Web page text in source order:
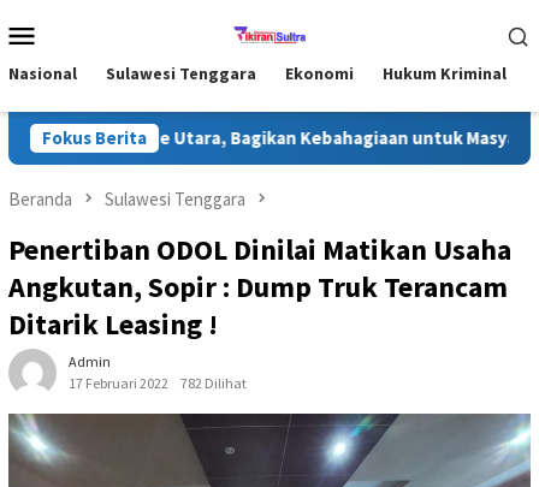
ke
Mobile
Nasional Sulawesi Tenggara Ekonomi Hukum Kriminal
Fokus Berita
di Konawe Utara, Bagikan Kebahagiaan untuk Masyarakat
Beranda Sulawesi Tenggara
Penertiban ODOL Dinilai Matikan Usaha
Angkutan, Sopir : Dump Truk Terancam
Ditarik Leasing !
Admin
17 Februari 2022
782 Dilihat